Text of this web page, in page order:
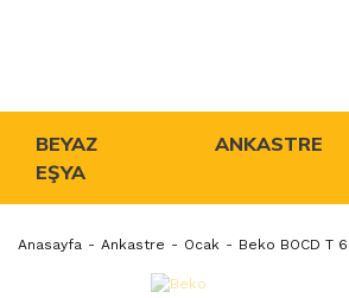
BEYAZ
EŞYA
ANKASTRE
Anasayfa Ankastre Ocak Beko BOCD T